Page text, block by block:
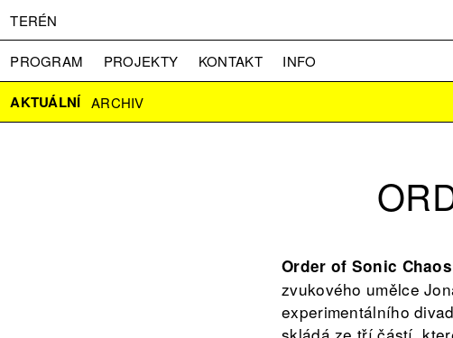
TERÉN
PROGRAM PROJEKTY KONTAKT
INFO
O NÁS
VSTUPNÉ
AKTUÁLNÍ ARCHIV
Order of Sonic Chaos
zvukového umělce
experimentálního